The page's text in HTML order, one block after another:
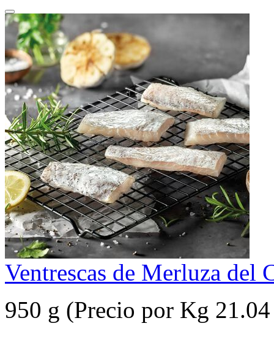
Ventrescas de Merluza del
950 g (Precio por Kg